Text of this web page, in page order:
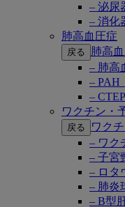
– 泌尿
– 消化
肺高血圧症
戻る
肺高
– 肺高
– PAH
–
ワクチン・
戻る
ワク
– ワク
– 子宮
– ロタ
– 肺炎
– B型